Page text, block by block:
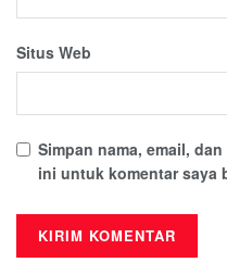
Situs Web
Simpan nama, email,
ini untuk komentar saya